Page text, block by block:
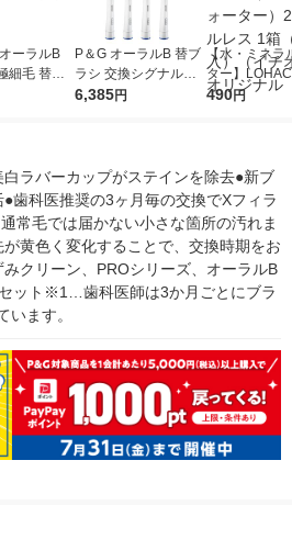
ーラルB
細毛 替え
P＆G ジ
P＆G オーラルB 替ブ
ラシ 交換シグナル付
マルチアクション EB
6,385円
【水・ミネラ
ター】
r（ロハコウ
490円
ラバーカップがステインを除去●新ブ
歯科医推奨の3ヶ月毎の交換でXフィラ
常毛では届かない小さな箇所の汚れま
黄色く変化することで、交換時期をお
クリーン、PROシリーズ、オーラルB
ット※1…歯科医師は3か月ごとにブラ
います。